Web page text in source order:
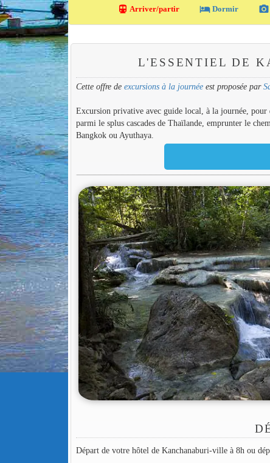
directions_transit Arriver/partir local_hotel Dormir photo_camera
L'ESSENTIEL DE
Cette offre de excursions à la journéeest proposée par
Excursion privative avec guide local, à la journée,
parmi le splus cascades de Thaïlande, emprunter le
Bangkok ou Ayuthaya.
Départ de votre hôtel de Kanchanaburi-ville à 8h ou